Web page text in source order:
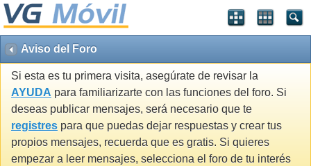
Aviso del Foro
Si esta es tu primera visita, asegúrate de revisar la
AYUDA para familiarizarte con las funciones del foro. Si
deseas publicar mensajes, será necesario que te
registres para que puedas dejar respuestas y crear tus
propios mensajes, recuerda que es gratis. Si quieres
empezar a leer mensajes, selecciona el foro de tu interés